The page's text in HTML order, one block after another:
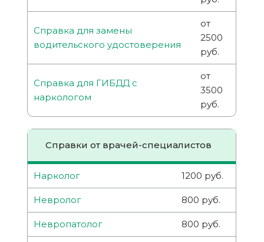
Справка для замены
водительского удостоверения
от
2500
руб.
Справка для ГИБДД с
наркологом
от
3500
руб.
Справки от врачей-специалистов
Нарколог 1200 руб.
Невролог 800 руб.
Невропатолог 800 руб.